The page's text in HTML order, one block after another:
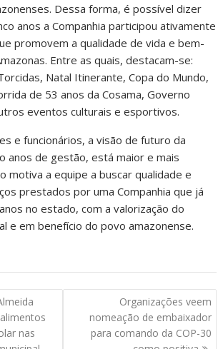
Dessa forma, é possível dizer
anos a Companhia participou ativamente
promovem a qualidade de vida e bem-
Entre as quais, destacam-se:
Natal Itinerante, Copa do Mundo,
de 53 anos da Cosama, Governo
eventos culturais e esportivos.
e funcionários, a visão de futuro da
anos de gestão, está maior e mais
motiva a equipe a buscar qualidade e
prestados por uma Companhia que já
no estado, com a valorização do
e em benefício do povo amazonense.
nas
Organizações veem
nomeação de embaixador
para comando da COP-30